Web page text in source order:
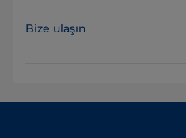
Bize ulaşın